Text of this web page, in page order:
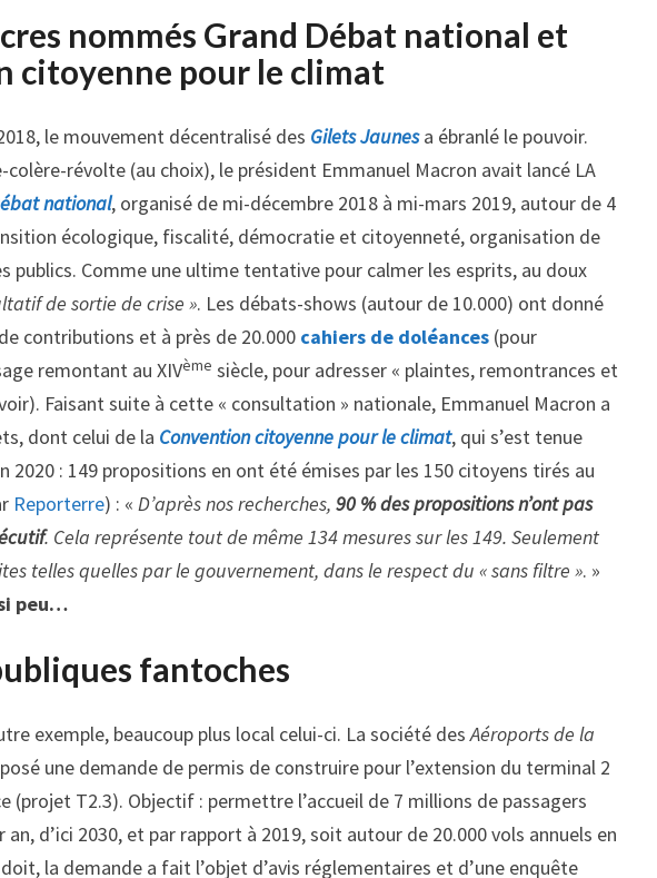
nommés Grand Débat national et
citoyenne pour le climat
le mouvement décentralisé des Gilets Jaunesa ébranlé le pouvoir.
colère-révolte (au choix), le président Emmanuel Macron avait lancé LA
national, organisé de mi-décembre 2018 à mi-mars 2019, autour de 4
écologique, fiscalité, démocratie et citoyenneté, organisation de
publics. Comme une ultime tentative pour calmer les esprits, au doux
de sortie de crise ». Les débats-shows (autour de 10.000) ont donné
contributions et à près de 20.000 cahiers de doléances (pour
remontant au XIVème siècle, pour adresser « plaintes, remontrances et
Faisant suite à cette « consultation » nationale, Emmanuel Macron a
dont celui de la Convention citoyenne pour le climat, qui s’est tenue
2020 : 149 propositions en ont été émises par les 150 citoyens tirés au
Reporterre) : « D’après nos recherches, 90 % des propositions n’ont pas
. Cela représente tout de même 134 mesures sur les 149. Seulement
telles quelles par le gouvernement, dans le respect du « sans filtre ». »
peu…
fantoches
exemple, beaucoup plus local celui-ci. La société desAéroports de la
une demande de permis de construire pour l’extension du terminal 2
(projet T2.3). Objectif : permettre l’accueil de 7 millions de passagers
d’ici 2030, et par rapport à 2019, soit autour de 20.000 vols annuels en
la demande a fait l’objet d’avis réglementaires et d’une enquête